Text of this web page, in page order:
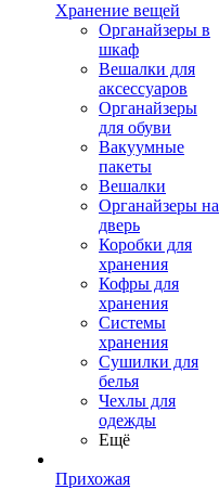
Хранение вещей
Органайзеры в
шкаф
Вешалки для
аксессуаров
Органайзеры
для обуви
Вакуумные
пакеты
Вешалки
Органайзеры на
дверь
Коробки для
хранения
Кофры для
хранения
Системы
хранения
Сушилки для
белья
Чехлы для
одежды
Ещё
Прихожая